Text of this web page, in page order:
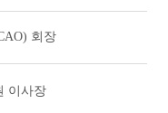
회장
이사장